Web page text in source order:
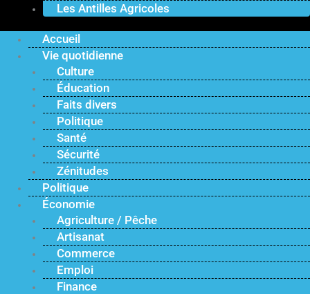
Les Antilles Agricoles
Accueil
Vie quotidienne
Culture
Éducation
Faits divers
Politique
Santé
Sécurité
Zénitudes
Politique
Économie
Agriculture / Pêche
Artisanat
Commerce
Emploi
Finance